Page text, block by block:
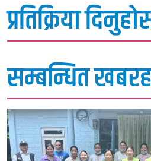
प्रतिक्रिया
सम्बन्धित